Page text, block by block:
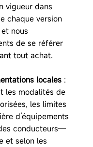
vigueur dans
chaque version
nous
de se référer
tout achat.
locales :
les modalités de
les limites
d’équipements
conducteurs—
et selon les